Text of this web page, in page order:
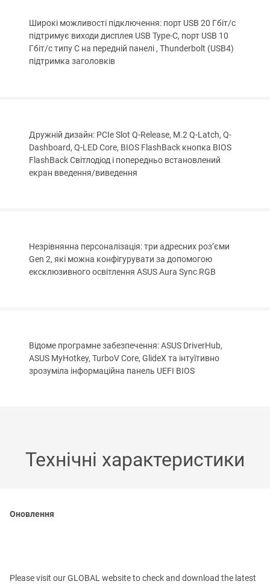
Широкі можливості підключення: порт USB 20 Гбіт/с
підтримує виходи дисплея USB Type-C, порт USB 10
Гбіт/с типу C на передній панелі , Thunderbolt (USB4)
підтримка заголовків
Дружній дизайн: PCIe Slot Q-Release, M.2 Q-Latch, Q-
Dashboard, Q-LED Core, BIOS FlashBack кнопка BIOS
FlashBack Світлодіод і попередньо встановлений
екран введення/виведення
Незрівнянна персоналізація: три адресних роз’єми
Gen 2, які можна конфігурувати за допомогою
ексклюзивного освітлення ASUS Aura Sync RGB
Відоме програмне забезпечення: ASUS DriverHub,
ASUS MyHotkey, TurboV Core, GlideX та інтуїтивно
зрозуміла інформаційна панель UEFI BIOS
Технічні характеристики
Оновлення
Please visit our GLOBAL website to check and download the latest